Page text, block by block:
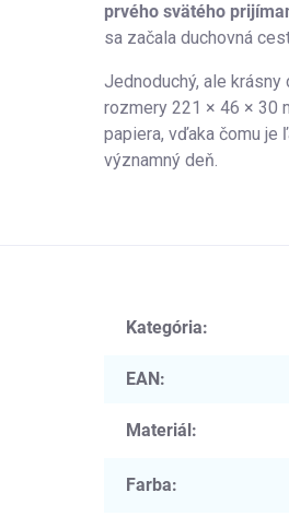
prvého svätého
sa začala duchovná
Jednoduchý, ale
rozmery 221 × 46 × 30
papiera, vďaka čomu je
významný deň.
Kategória:
EAN:
Materiál:
Farba: